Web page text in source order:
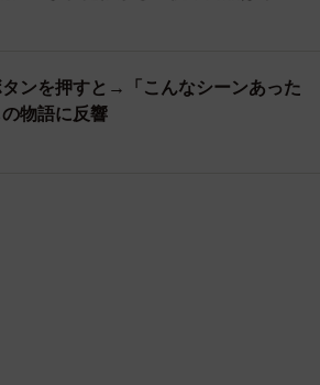
ンを押すと→「こんなシーンあった
物語に反響